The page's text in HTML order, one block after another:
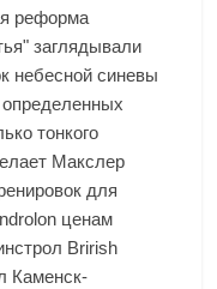
реформа
заглядывали
небесной синевы
тонкого
Макслер
для
ценам
Brirish
Каменск-